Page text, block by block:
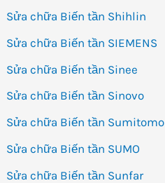
Sửa chữa Biến tần Shihlin
Sửa chữa Biến tần SIEMENS
Sửa chữa Biến tần Sinee
Sửa chữa Biến tần Sinovo
Sửa chữa Biến tần Sumitomo
Sửa chữa Biến tần SUMO
Sửa chữa Biến tần Sunfar